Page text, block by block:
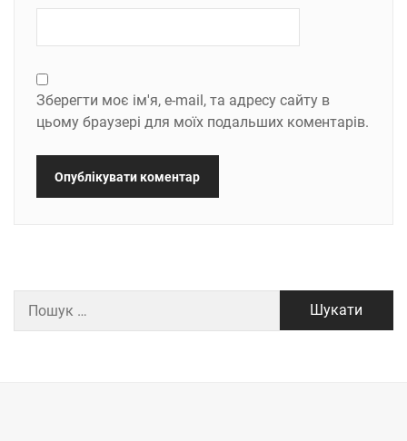
Зберегти моє ім'я, e-mail, та адресу сайту в
цьому браузері для моїх подальших коментарів.